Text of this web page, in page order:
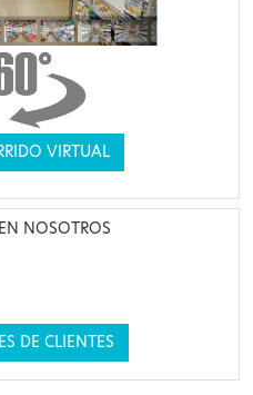
VIRTUAL
NOSOTROS
DE CLIENTES